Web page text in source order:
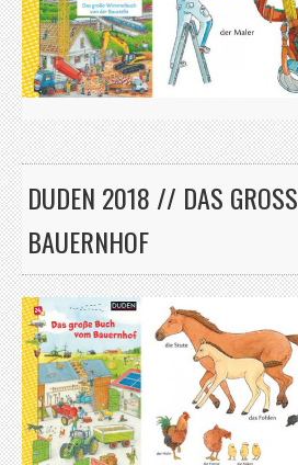
DUDEN 2018 // DAS
AUERNHOF